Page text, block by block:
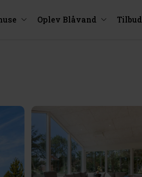
Oplev Blåvand Tilbud